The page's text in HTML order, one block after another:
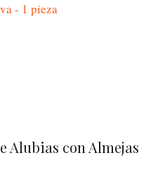
- 1 pieza
Alubias con Almejas